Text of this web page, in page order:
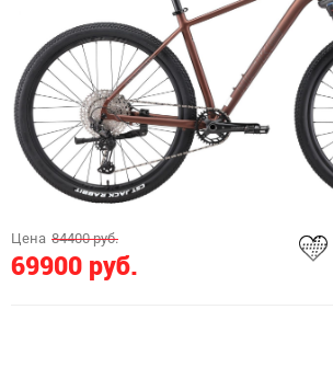
Цена 84400 руб.
69900 руб.